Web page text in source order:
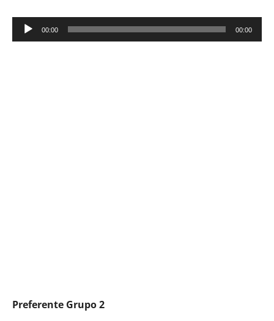
Reproductor
de
00:00 00:00
Preferente Grupo 2